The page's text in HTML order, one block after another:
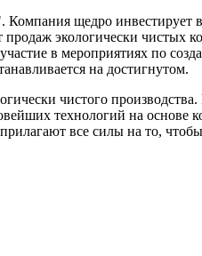
щедро инвестирует в
экологически чистых
в мероприятиях по
на достигнутом.
чистого
технологий на основе
все силы на то,